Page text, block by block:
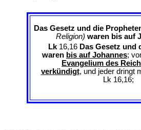
Das Gesetz und die
Religion) waren bis auf
Lk 16,16 Das Gesetz und
waren bis auf Johannes;
Evangelium des
verkündigt, und jeder dringt
Lk 16,16;